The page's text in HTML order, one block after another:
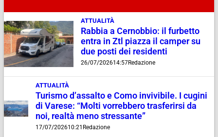
ATTUALITÀ
Rabbia a Cernobbio: il furbetto
entra in Ztl piazza il camper su
due posti dei residenti
26/07/202614:57Redazione
ATTUALITÀ
Turismo d’assalto e Como invivibile. I cugini
di Varese: “Molti vorrebbero trasferirsi da
noi, realtà meno stressante”
17/07/202610:21 Redazione